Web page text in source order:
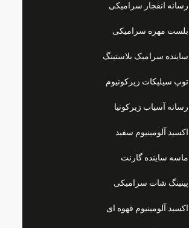
رسانه انفجار سرامیکی
بلست مهره سرامیکی
ساینده سرامیک بلاستینگ
توپ سیلیکات زیرکونیوم
رسانه آسیاب زیرکونیا
اکسید آلومینیوم سفید
ماسه ساینده گارنت
پینینگ شات سرامیکی
اکسید آلومینیوم قهوه ای